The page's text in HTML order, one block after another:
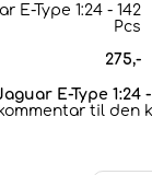
E-Type 1:24 - 142
Pcs
275,-
E-Type 1:24
til den